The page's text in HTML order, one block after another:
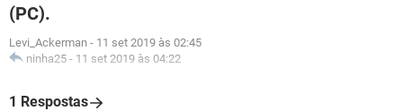
(PC).
Levi_Ackerman - 11 set 2019 às 02:45
ninha25 - 11 set 2019 às 04:22
1 Respostas